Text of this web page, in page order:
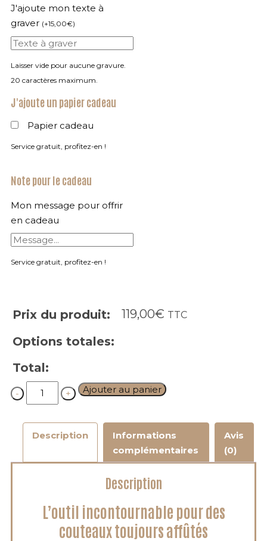
J'ajoute mon texte à
graver (+15,00€)
Laisser vide pour aucune gravure.
20 caractères maximum.
J'ajoute un papier cadeau
Papier cadeau
Service gratuit, profitez-en !
Note pour le cadeau
Mon message pour offrir
en cadeau
Service gratuit, profitez-en !
Prix du produit: 119,00€ TTC
Options totales:
Total:
Quantity Ajouter au panier
Description
Informations
complémentaires
Avis
(0)
Description
L’outil incontournable pour des
couteaux toujours affûtés